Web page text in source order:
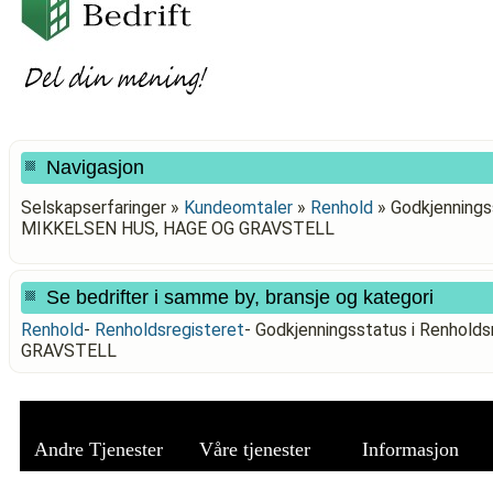
Navigasjon
Selskapserfaringer » Kundeomtaler » Renhold »
MIKKELSEN HUS, HAGE OG GRAVSTELL
Se bedrifter i samme by, bransje og kategori
Renhold- Renholdsregisteret- Godkjenningsstatus i
GRAVSTELL
Andre Tjenester Våre tjenester Informasjon